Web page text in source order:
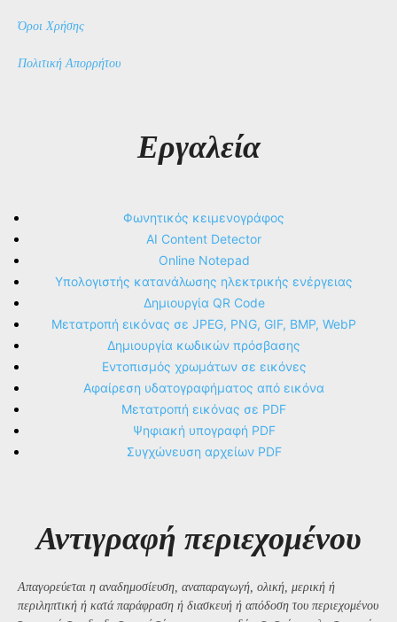
Όροι Χρήσης
Πολιτική Απορρήτου
Εργαλεία
Φωνητικός κειμενογράφος
AI Content Detector
Online Notepad
Υπολογιστής κατανάλωσης ηλεκτρικής ενέργειας
Δημιουργία QR Code
Μετατροπή εικόνας σε JPEG, PNG, GIF, BMP, WebP
Δημιουργία κωδικών πρόσβασης
Εντοπισμός χρωμάτων σε εικόνες
Αφαίρεση υδατογραφήματος από εικόνα
Μετατροπή εικόνας σε PDF
Ψηφιακή υπογραφή PDF
Συγχώνευση αρχείων PDF
Αντιγραφή περιεχομένου
Απαγορεύεται η αναδημοσίευση, αναπαραγωγή, ολική, μερική ή
περιληπτική ή κατά παράφραση ή διασκευή ή απόδοση του περιεχομένου